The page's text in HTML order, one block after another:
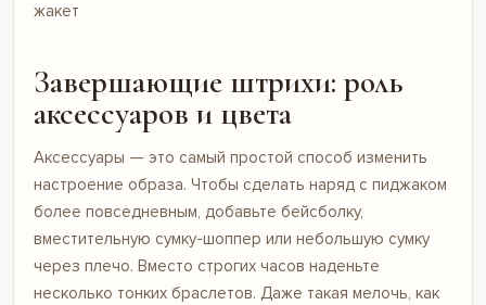
жакет
Завершающие штрихи: роль
аксессуаров и цвета
Аксессуары — это самый простой способ изменить
настроение образа. Чтобы сделать наряд с пиджаком
более повседневным, добавьте бейсболку,
вместительную сумку-шоппер или небольшую сумку
через плечо. Вместо строгих часов наденьте
несколько тонких браслетов. Даже такая мелочь, как